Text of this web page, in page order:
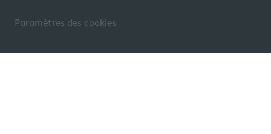
Paramètres des cookies